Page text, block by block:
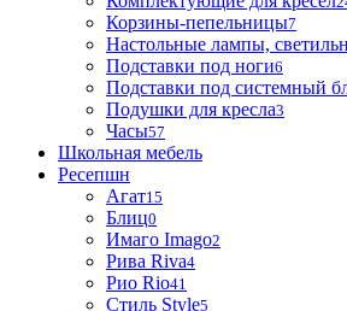
Корзины-пепельницы7
Настольные лампы,
Подставки под ноги6
Подставки под системный
Подушки для кресла3
Часы57
Школьная мебель
Ресепшн
Агат15
Блиц0
Имаго Imago2
Рива Riva4
Рио Rio41
Стиль Style5